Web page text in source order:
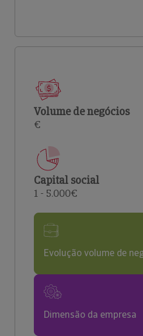
Volume de negócios
€
Capital social
1 - 5.000€
Evolução volume de
Dimensão da empresa